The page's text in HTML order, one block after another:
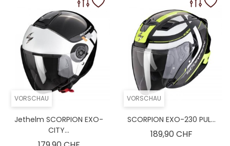
VORSCHAU
Jethelm SCORPION EXO-
CITY...
VORSCHAU
SCORPION EXO-230 PUL...
189,90 CHFPreis